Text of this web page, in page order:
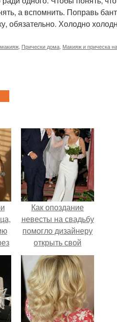
а вспомнить. Поправь
обязательно. Холодно
Прически дома Макияж и прическа
Как опоздание
невесты на свадьбу
помогло дизайнеру
открыть свой
бренд.